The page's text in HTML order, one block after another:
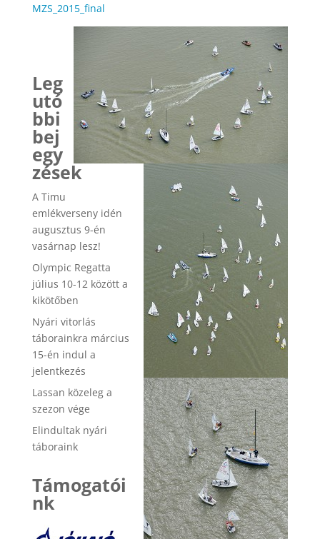
MZS_2015_final
Leg
utó
bbi
bej
egy
zések
A Timu
emlékverseny idén
augusztus 9-én
vasárnap lesz!
Olympic Regatta
július 10-12 között a
kikötőben
Nyári vitorlás
táborainkra március
15-én indul a
jelentkezés
Lassan közeleg a
szezon vége
Elindultak nyári
táboraink
Támogatói
nk